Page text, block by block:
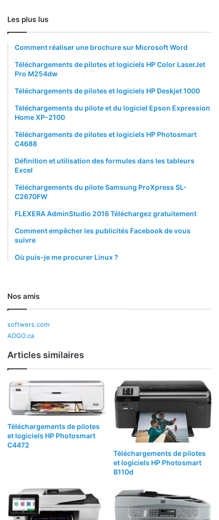
Les plus lus
Comment réaliser une brochure sur Microsoft Word
Téléchargements de pilotes et logiciels HP Color LaserJet
Pro M254dw
Téléchargements de pilotes et logiciels HP Deskjet 1000
Téléchargements du pilote et du logiciel Epson Expression
Home XP-2100
Téléchargements de pilotes et logiciels HP Photosmart
C4688
Définition et utilisation des formules dans les tableurs
Excel
Téléchargements du pilote Samsung ProXpress SL-
C2670FW
FLEXERA AdminStudio 2016 Téléchargez gratuitement
Comment empêcher les publicités Facebook de vous
suivre
Où puis-je me procurer Linux ?
Nos amis
softwers.com
ADGO.ca
Articles similaires
Téléchargements de pilotes
et logiciels HP Photosmart
C4472
Téléchargements de pilotes
et logiciels HP Photosmart
B110d